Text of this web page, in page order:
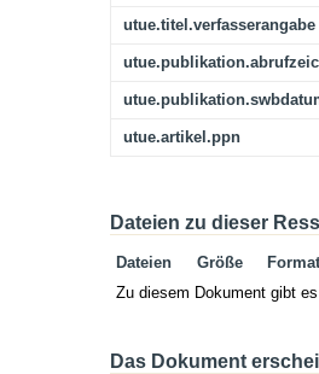
utue.titel.verfasserangabe
utue.artikel.ppn
Dateien zu dieser
Dateien Größe
Format
Zu diesem Dokument gibt
Das Dokument